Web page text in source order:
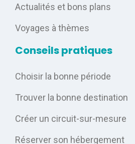
Actualités et bons plans
Voyages à thèmes
Conseils pratiques
Choisir la bonne période
Trouver la bonne destination
Créer un circuit-sur-mesure
Réserver son hébergement